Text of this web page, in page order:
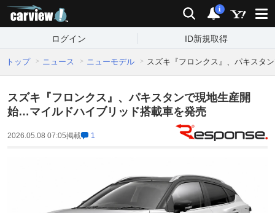
検索 通知
i
ログイン ID新規取得
トップ ニュース ニューモデル スズキ『フロンクス』、パキスタ
スズキ『フロンクス』、パキスタンで現地生産開
始…マイルドハイブリッド搭載車を発売
2026.05.08 07:05掲載 1